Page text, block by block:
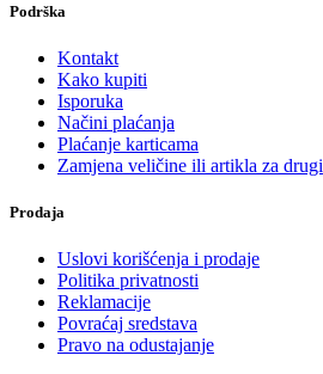
Podrška
Kontakt
Kako kupiti
Isporuka
Načini plaćanja
Plaćanje karticama
Zamjena veličine ili artikla za drugi
Prodaja
Uslovi korišćenja i prodaje
Politika privatnosti
Reklamacije
Povraćaj sredstava
Pravo na odustajanje